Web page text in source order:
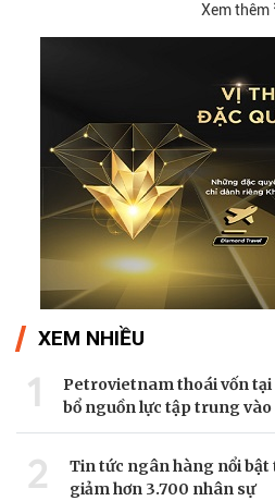
Xem thêm
XEM NHIỀU
1
Petrovietnam thoái vốn
bổ nguồn lực tập trung
2
Tin tức ngân hàng nổi bật
giảm hơn 3.700 nhân sự